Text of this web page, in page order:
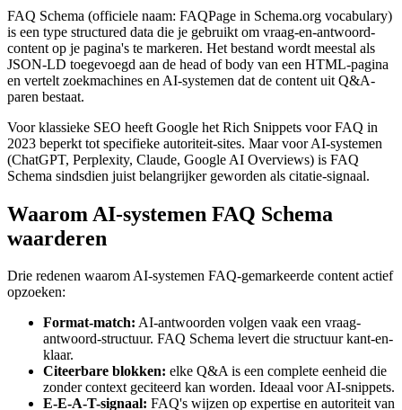
FAQ Schema (officiele naam: FAQPage in Schema.org vocabulary)
is een type structured data die je gebruikt om vraag-en-antwoord-
content op je pagina's te markeren. Het bestand wordt meestal als
JSON-LD toegevoegd aan de head of body van een HTML-pagina
en vertelt zoekmachines en AI-systemen dat de content uit Q&A-
paren bestaat.
Voor klassieke SEO heeft Google het Rich Snippets voor FAQ in
2023 beperkt tot specifieke autoriteit-sites. Maar voor AI-systemen
(ChatGPT, Perplexity, Claude, Google AI Overviews) is FAQ
Schema sindsdien juist belangrijker geworden als citatie-signaal.
Waarom AI-systemen FAQ Schema
waarderen
Drie redenen waarom AI-systemen FAQ-gemarkeerde content actief
opzoeken:
Format-match: AI-antwoorden volgen vaak een vraag-
antwoord-structuur. FAQ Schema levert die structuur kant-en-
klaar.
Citeerbare blokken: elke Q&A is een complete eenheid die
zonder context geciteerd kan worden. Ideaal voor AI-snippets.
E-E-A-T-signaal: FAQ's wijzen op expertise en autoriteit van